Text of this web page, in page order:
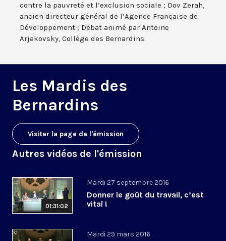
contre la pauvreté et l’exclusion sociale ; Dov Zerah,
ancien directeur général de l’Agence Française de
Développement ; Débat animé par Antoine
Arjakovsky, Collège des Bernardins.
Les Mardis des
Bernardins
Visiter la page de l'émission
Autres vidéos de l'émission
01:31:02
Mardi 27 septembre 2016
Donner le goût du travail, c’est
vital !
Mardi 29 mars 2016